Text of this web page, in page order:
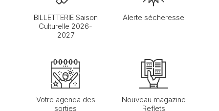
BILLETTERIE Saison
Culturelle 2026-
2027
Alerte sécheresse
Votre agenda des
sorties
Nouveau magazine
Reflets